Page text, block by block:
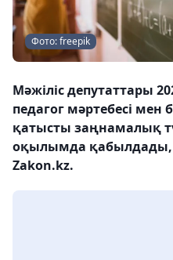
Фото: freepik
Мәжіліс депутаттары
педагог мәртебесі мен
қатысты заңнамалық
оқылымда қабылдады,
Zakon.kz.